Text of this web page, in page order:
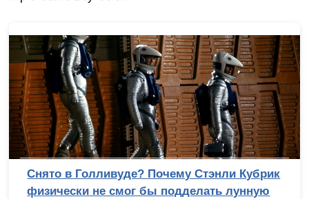
Снято в Голливуде? Почему Стэнли Кубрик
физически не смог бы подделать лунную